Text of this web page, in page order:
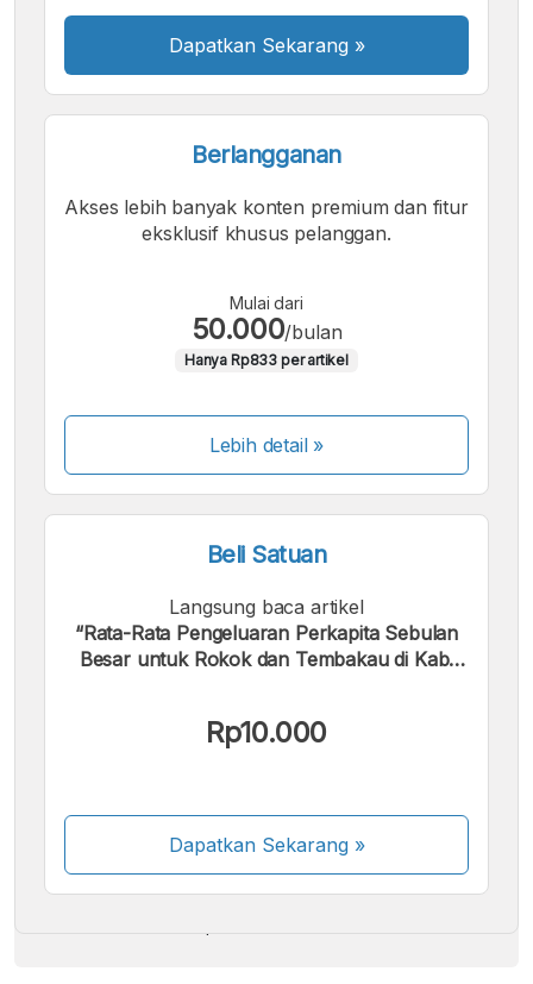
Dapatkan Sekarang »
Berlangganan
Akses lebih banyak konten premium dan fitur
eksklusif khusus pelanggan.
Mulai dari
50.000/bulan
Hanya Rp833 per artikel
Lebih detail »
Beli Satuan
Langsung baca artikel
“Rata-Rata Pengeluaran Perkapita Sebulan
Besar untuk Rokok dan Tembakau di Kab.
Rp10.000
Dapatkan Sekarang»
Kami menerima pembayaran berikut:
Beberapa metode pembayaran masih dalam